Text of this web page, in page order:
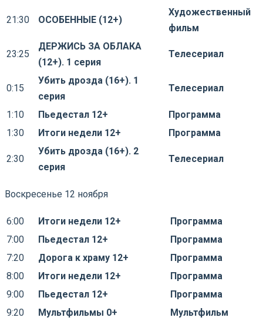
21:30 ОСОБЕННЫЕ (12+)
Художественный
фильм
23:25
ДЕРЖИСЬ ЗА ОБЛАКА
(12+). 1 серия
Телесериал
0:15
Убить дрозда (16+). 1
серия
Телесериал
1:10 Пьедестал 12+
Программа
1:30
Итоги недели 12+ Программа
2:30
Убить дрозда (16+). 2
серия
Телесериал
Воскресенье 12 ноября
6:00 Итоги недели 12+
Программа
7:00
Пьедестал 12+
Программа
7:20
Дорога к храму 12+
Программа
8:00
Итоги недели 12+
Программа
9:00
Пьедестал 12+
Программа
9:20
Мультфильмы 0+ Мультфильм